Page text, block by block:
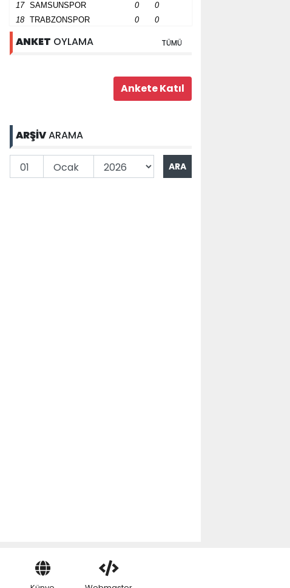
17
SAMSUNSPOR 0
0
18
TRABZONSPOR 0 0
ANKET OYLAMA TÜMÜ
ARŞİVARAMA